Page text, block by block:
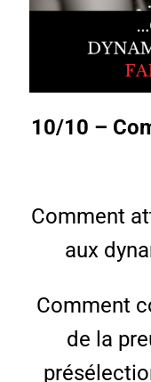
10/10 –
Comment
aux
Comment
de la